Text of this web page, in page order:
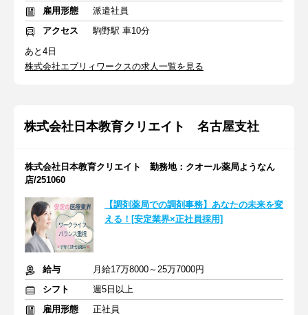
雇用形態
派遣社員
アクセス
駒野駅 車10分
あと4日
株式会社エブリィワークスの求人一覧を見る
株式会社日本教育クリエイト 名古屋支社
株式会社日本教育クリエイト 勤務地：クオール薬局ようなん
店/251060
【調剤薬局での調剤事務】あなたの未来を変
える！[安定業界×正社員採用]
給与
月給17万8000～25万7000円
シフト
週5日以上
雇用形態
正社員